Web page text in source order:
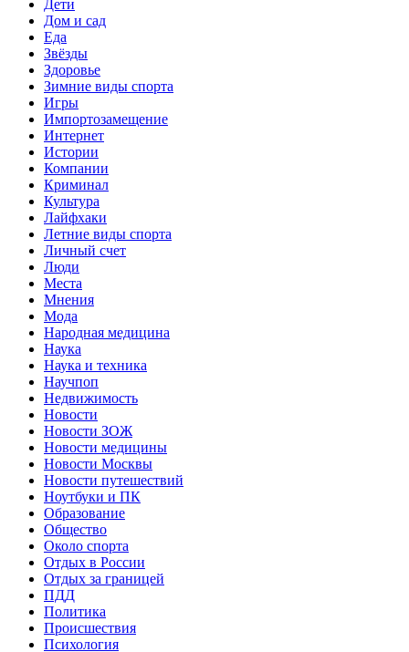
Дети
Дом и сад
Еда
Звёзды
Здоровье
Зимние виды спорта
Игры
Импортозамещение
Интернет
Истории
Компании
Криминал
Культура
Лайфхаки
Летние виды спорта
Личный счет
Люди
Места
Мнения
Мода
Народная медицина
Наука
Наука и техника
Научпоп
Недвижимость
Новости
Новости ЗОЖ
Новости медицины
Новости Москвы
Новости путешествий
Ноутбуки и ПК
Образование
Общество
Около спорта
Отдых в России
Отдых за границей
ПДД
Политика
Происшествия
Психология